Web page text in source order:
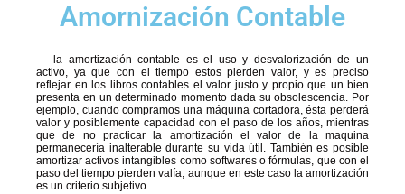
Amornización Contable
la amortización contable es el uso y desvalorización de un
activo, ya que con el tiempo estos pierden valor, y es preciso
reflejar en los libros contables el valor justo y propio que un bien
presenta en un determinado momento dada su obsolescencia. Por
ejemplo, cuando compramos una máquina cortadora, ésta perderá
valor y posiblemente capacidad con el paso de los años, mientras
que de no practicar la amortización el valor de la maquina
permanecería inalterable durante su vida útil. También es posible
amortizar activos intangibles como softwares o fórmulas, que con el
paso del tiempo pierden valía, aunque en este caso la amortización
es un criterio subjetivo..